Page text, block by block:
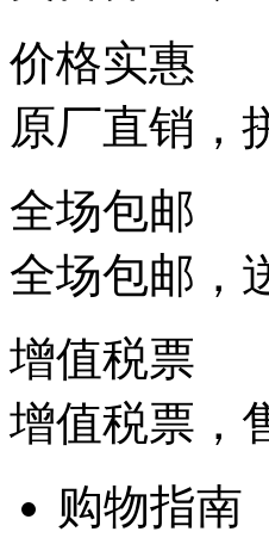
价格实惠
原厂直销，
全场包邮
全场包邮，
增值税票
增值税票，
购物指南